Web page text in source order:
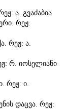
ა. გვაძაბია
რეჟ:
რეჟ: ა.
რ. იოსელიანი
რეჟ: ი.
დაცვა. რეჟ: